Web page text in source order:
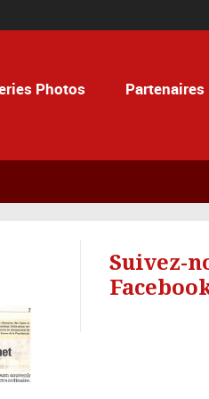
Photos Partenaires
Suivez-